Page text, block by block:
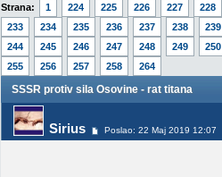
Strana: 1 224 225 226 227 228
233
234 235 236 237 238 239
244
245 246 247 248 249 250
255
256 257 258 264
SSSR protiv sila Osovine - rat titana
Sirius Poslao: 22 Maj 2019 12:07